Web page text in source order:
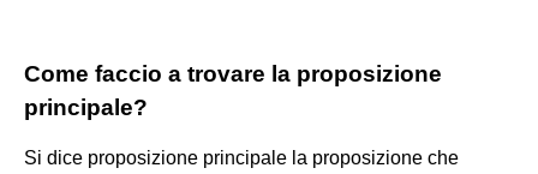
Come faccio a trovare la proposizione
principale?
Si dice proposizione principale la proposizione che